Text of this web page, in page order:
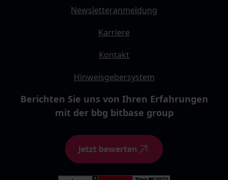
Newsletteranmeldung
Karriere
Kontakt
Hinweisgebersystem
Berichten Sie uns von Ihren Erfahrungen
mit der bbg bitbase group
Jetzt bewerten